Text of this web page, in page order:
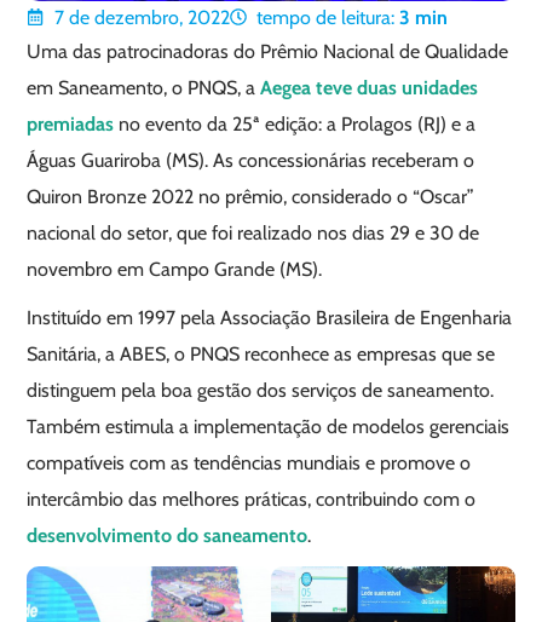
7 de dezembro, 2022 tempo de leitura: 3 min
Uma das patrocinadoras do Prêmio Nacional de Qualidade
em Saneamento, o PNQS, aAegea teve duas unidades
premiadas no evento da 25ª edição: a Prolagos (RJ) e a
Águas Guariroba (MS). As concessionárias receberam o
Quiron Bronze 2022 no prêmio, considerado o “Oscar”
nacional do setor, que foi realizado nos dias 29 e 30 de
novembro em Campo Grande (MS).
Instituído em 1997 pela Associação Brasileira de Engenharia
Sanitária, a ABES, o PNQS reconhece as empresas que se
distinguem pela boa gestão dos serviços de saneamento.
Também estimula a implementação de modelos gerenciais
compatíveis com as tendências mundiais e promove o
intercâmbio das melhores práticas, contribuindo com o
desenvolvimento do saneamento.